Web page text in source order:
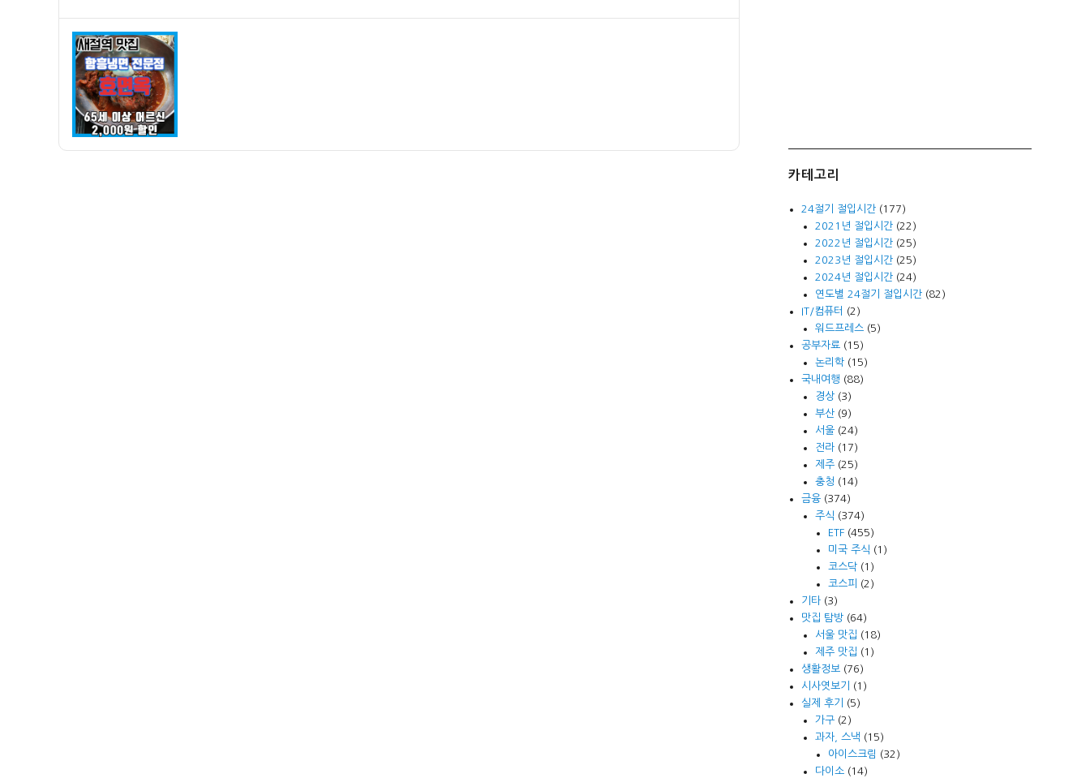
자
카테고리
24절기 절입시간 (177)
2021년 절입시간(22)
2022년 절입시간(25)
2023년 절입시간(25)
2024년 절입시간(24)
연도별 24절기 절입시간(82)
IT/컴퓨터
(2)
워드프레스(5)
공부자료 (15)
논리학(15)
국내여행 (88)
경상(3)
부산(9)
서울(24)
전라(17)
제주(25)
충청 (14)
금융 (374)
주식 (374)
ETF(455)
미국 주식 (1)
코스닥(1)
코스피
(2)
기타 (3)
맛집 탐방 (64)
서울 맛집 (18)
제주 맛집 (1)
생활정보 (76)
시사엿보기
(1)
실제 후기
(5)
가구(2)
과자, 스낵 (15)
아이스크림 (32)
다이소(14)